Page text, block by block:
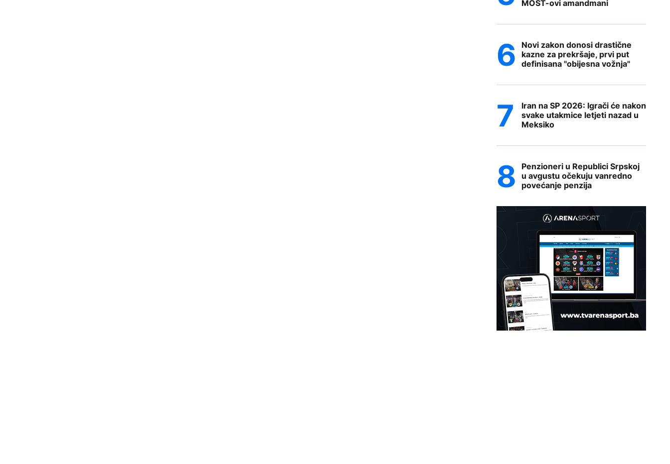
MOST-ovi amandmani
Novi zakon donosi drastične
kazne za prekršaje, prvi put
definisana "obijesna vožnja"
Iran na SP 2026: Igrači će nakon
svake utakmice letjeti nazad u
Meksiko
Penzioneri u Republici Srpskoj
u avgustu očekuju vanredno
povećanje penzija